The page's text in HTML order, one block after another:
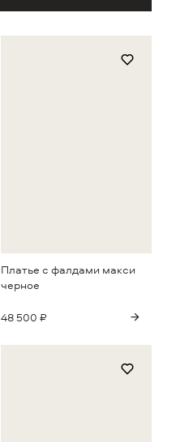
Платье с фалдами макси
черное
48 500 ₽